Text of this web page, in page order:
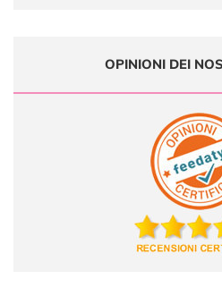
OPINIONI DEI